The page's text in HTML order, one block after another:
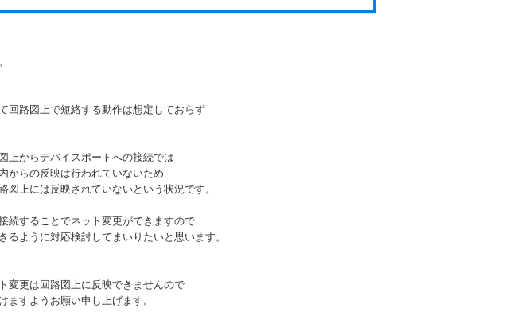
回路図上で短絡する動作は想定しておらず
上からデバイスポートへの接続では
からの反映は行われていないため
上には反映されていないという状況です。
続することでネット変更ができますので
ように対応検討してまいりたいと思います。
変更は回路図上に反映できませんので
すようお願い申し上げます。